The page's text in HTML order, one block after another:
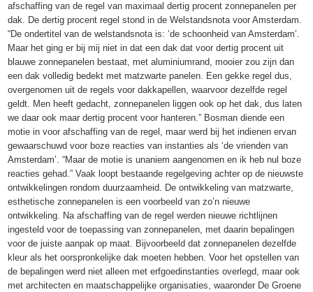
afschaffing van de regel van maximaal dertig procent zonnepanelen per
dak. De dertig procent regel stond in de Welstandsnota voor Amsterdam.
“De ondertitel van de welstandsnota is: ‘de schoonheid van Amsterdam’.
Maar het ging er bij mij niet in dat een dak dat voor dertig procent uit
blauwe zonnepanelen bestaat, met aluminiumrand, mooier zou zijn dan
een dak volledig bedekt met matzwarte panelen. Een gekke regel dus,
overgenomen uit de regels voor dakkapellen, waarvoor dezelfde regel
geldt. Men heeft gedacht, zonnepanelen liggen ook op het dak, dus laten
we daar ook maar dertig procent voor hanteren.” Bosman diende een
motie in voor afschaffing van de regel, maar werd bij het indienen ervan
gewaarschuwd voor boze reacties van instanties als ‘de vrienden van
Amsterdam’. “Maar de motie is unaniem aangenomen en ik heb nul boze
reacties gehad.” Vaak loopt bestaande regelgeving achter op de nieuwste
ontwikkelingen rondom duurzaamheid. De ontwikkeling van matzwarte,
esthetische zonnepanelen is een voorbeeld van zo’n nieuwe
ontwikkeling. Na afschaffing van de regel werden nieuwe richtlijnen
ingesteld voor de toepassing van zonnepanelen, met daarin bepalingen
voor de juiste aanpak op maat. Bijvoorbeeld dat zonnepanelen dezelfde
kleur als het oorspronkelijke dak moeten hebben. Voor het opstellen van
de bepalingen werd niet alleen met erfgoedinstanties overlegd, maar ook
met architecten en maatschappelijke organisaties, waaronder De Groene